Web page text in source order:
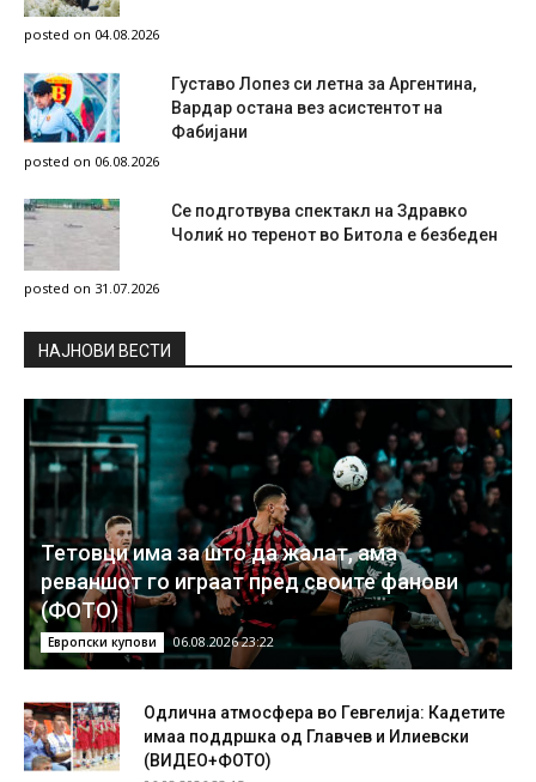
posted on 04.08.2026
Густаво Лопез си летна за Аргентина,
Вардар остана вез асистентот на
Фабијани
posted on 06.08.2026
Се подготвува спектакл на Здравко
Чолиќ но теренот во Битола е безбеден
posted on 31.07.2026
НAЈНОВИ ВЕСТИ
Тетовци има за што да жалат, ама
реваншот го играат пред своите фанови
(ФОТО)
Европски купови 06.08.2026 23:22
Одлична атмосфера во Гевгелија: Кадетите
имаа поддршка од Главчев и Илиевски
(ВИДЕО+ФОТО)